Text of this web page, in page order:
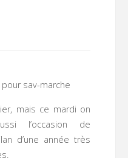
sav-marche
mais ce mardi on
l’occasion de
d’une année très